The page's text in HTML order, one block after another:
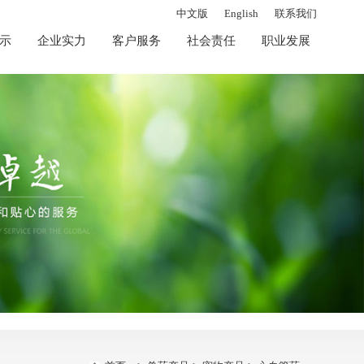
中文版 English 联系我们
企业实力 客户服务 社会责任 职业发展